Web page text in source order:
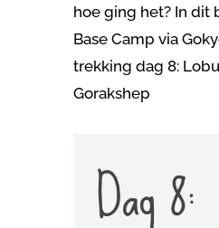
hoe ging het? In dit
Base Camp via
trekking dag 8:
Gorakshep
Dag 8: